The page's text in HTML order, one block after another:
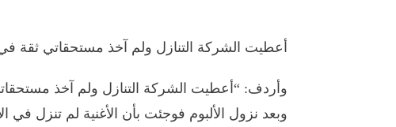
أعطيت الشركة التنازل ولم آخذ مستحقاتي ثقة
وأردف: “أعطيت الشركة التنازل ولم آخذ